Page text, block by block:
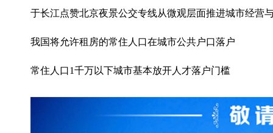
于长江点赞北京夜景公交专线从微观层面推进城市经营
我国将允许租房的常住人口在城市公共户口落户
常住人口1千万以下城市基本放开人才落户门槛